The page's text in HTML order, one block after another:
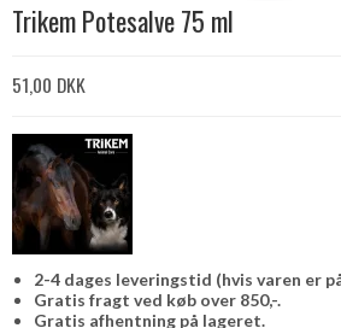
Trikem Potesalve 75 ml
51,00 DKK
2-4 dages leveringstid (hvis varen er
Gratis fragt ved køb over 850,-.
Gratis afhentning på lageret.